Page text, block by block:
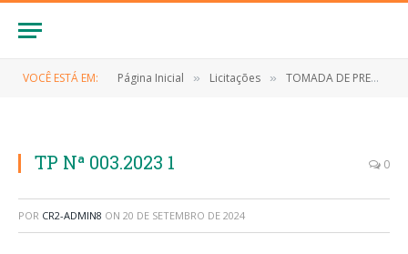
VOCÊ ESTÁ EM: Página Inicial » Licitações » TOMADA DE PREÇOS Nº 003/2023 (CONTRATAÇÃO DE EMPRESA PARA PRESTAÇÃO DOS SERVIÇOS DE LIMPEZA PÚBLICA)
TP Nª 003.2023 1 0
POR CR2-ADMIN8 ON 20 DE SETEMBRO DE 2024